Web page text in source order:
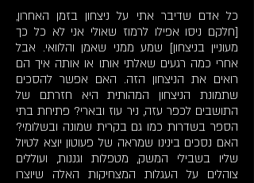
כל אדם שדיבר אתי על ניצחון בזמן האחרון,
[חלקם ניסו אפילו לרמוז שאולי אני לא כל כך
מעוניין בניצחון] שמע ממני שאמן והלוואי. אבל
אחרי כמה רגעים שאלתי אותו או אותה איך הם
רואים את הניצחון הזה. האם אפשר להסכים
שתמונת הניצחון המהותית היא חזרתם של
התושבים לכפר עזה, ניר עוז ובארי? פתיחת בתי
הספר בשדרות כמו גם בקרית שמונה ובשלומי?
האם נסכים בינינו שמראה של פעוטון יוצא לטיול
שליו בשבילי המשק, מטפלות וגננות, ועוללים
צוהלים על העגלות המצחיקות האלה שיוצרו